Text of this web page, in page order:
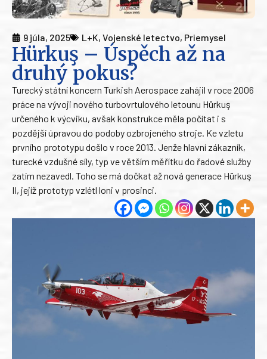
9 júla, 2025 L+K, Vojenské letectvo, Priemysel
Hürkuş – Úspěch až na
druhý pokus?
Turecký státní koncern Turkish Aerospace zahájil v roce 2006
práce na vývoji nového turbovrtulového letounu Hürkuş
určeného k výcviku, avšak konstrukce měla počítat i s
pozdější úpravou do podoby ozbrojeného stroje. Ke vzletu
prvního prototypu došlo v roce 2013. Jenže hlavní zákazník,
turecké vzdušné síly, typ ve větším měřítku do řadové služby
zatím nezavedl. Toho se má dočkat až nová generace Hürkuş
II, jejíž prototyp vzlétl loni v prosinci.